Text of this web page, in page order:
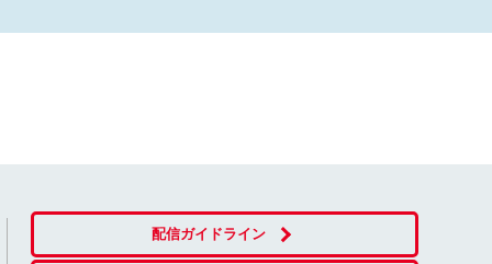
配信ガイドライン